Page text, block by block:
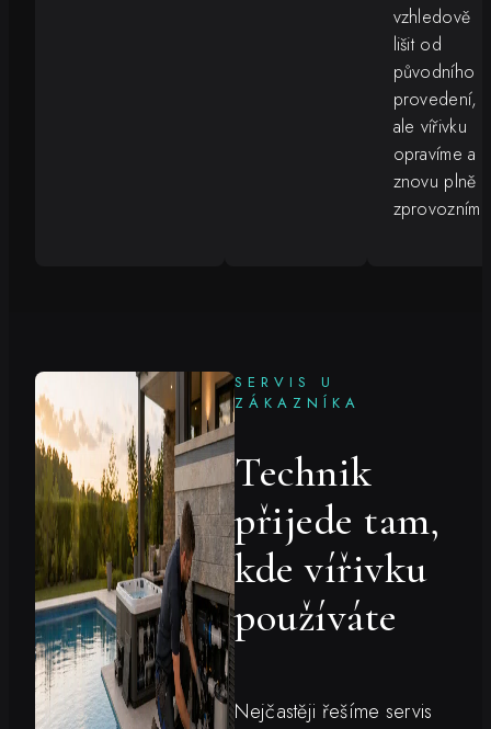
vzhledově
lišit od
původního
provedení,
ale vířivku
opravíme a
znovu plně
SERVIS U
ZÁKAZNÍKA
Technik
přijede tam,
kde vířivku
používáte
Nejčastěji řešíme servis